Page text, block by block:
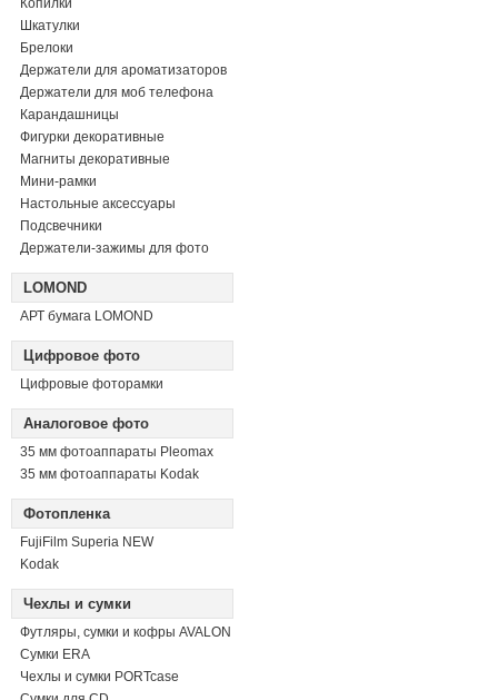
Копилки
Шкатулки
Брелоки
Держатели для ароматизаторов
Держатели для моб телефона
Карандашницы
Фигурки декоративные
Магниты декоративные
Мини-рамки
Настольные аксессуары
Подсвечники
Держатели-зажимы для фото
LOMOND
АРТ бумага LOMOND
Цифровое фото
Цифровые фоторамки
Аналоговое фото
35 мм фотоаппараты Pleomax
35 мм фотоаппараты Kodak
Фотопленка
FujiFilm Superia NEW
Kodak
Чехлы и сумки
Футляры, сумки и кофры AVALON
Сумки ERA
Чехлы и сумки PORTcase